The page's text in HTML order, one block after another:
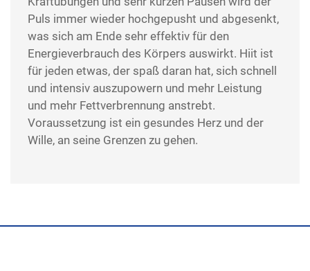
Puls immer wieder hochgepusht und abgesenkt,
was sich am Ende sehr effektiv für den
Energieverbrauch des Körpers auswirkt. Hiit ist
für jeden etwas, der spaß daran hat, sich schnell
und intensiv auszupowern und mehr Leistung
und mehr Fettverbrennung anstrebt.
Voraussetzung ist ein gesundes Herz und der
Wille, an seine Grenzen zu gehen.